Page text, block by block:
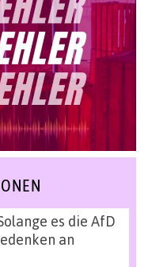
es die AfD
an